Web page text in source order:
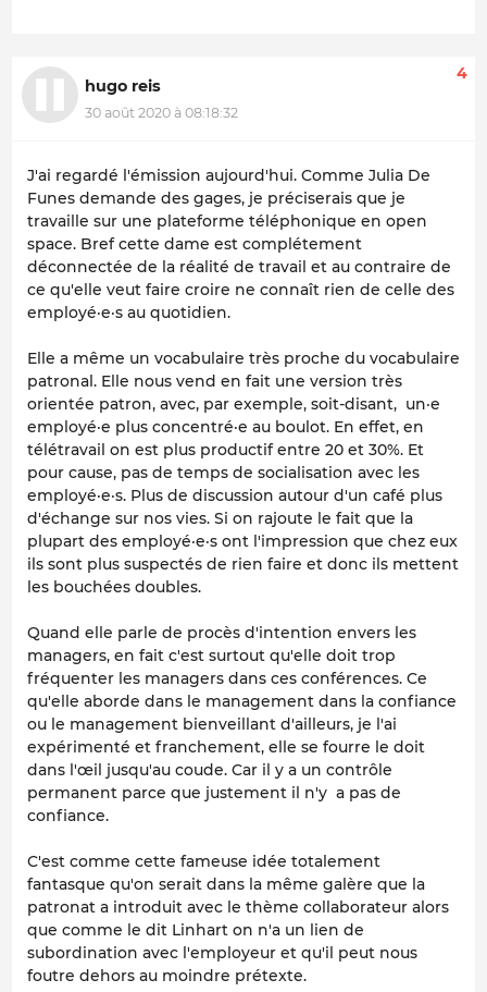
hugo reis
30 août 2020 à 08:18:32
4
J'ai regardé l'émission aujourd'hui. Comme Julia De
Funes demande des gages, je préciserais que je
travaille sur une plateforme téléphonique en open
space. Bref cette dame est complétement
déconnectée de la réalité de travail et au contraire de
ce qu'elle veut faire croire ne connaît rien de celle des
employé·e·s au quotidien.
Elle a même un vocabulaire très proche du vocabulaire
patronal. Elle nous vend en fait une version très
orientée patron, avec, par exemple, soit-disant, un·e
employé·e plus concentré·e au boulot. En effet, en
télétravail on est plus productif entre 20 et 30%. Et
pour cause, pas de temps de socialisation avec les
employé·e·s. Plus de discussion autour d'un café plus
d'échange sur nos vies. Si on rajoute le fait que la
plupart des employé·e·s ont l'impression que chez eux
ils sont plus suspectés de rien faire et donc ils mettent
les bouchées doubles.
Quand elle parle de procès d'intention envers les
managers, en fait c'est surtout qu'elle doit trop
fréquenter les managers dans ces conférences. Ce
qu'elle aborde dans le management dans la confiance
ou le management bienveillant d'ailleurs, je l'ai
expérimenté et franchement, elle se fourre le doit
dans l'œil jusqu'au coude. Car il y a un contrôle
permanent parce que justement il n'y a pas de
confiance.
C'est comme cette fameuse idée totalement
fantasque qu'on serait dans la même galère que la
patronat a introduit avec le thème collaborateur alors
que comme le dit Linhart on n'a un lien de
subordination avec l'employeur et qu'il peut nous
foutre dehors au moindre prétexte.